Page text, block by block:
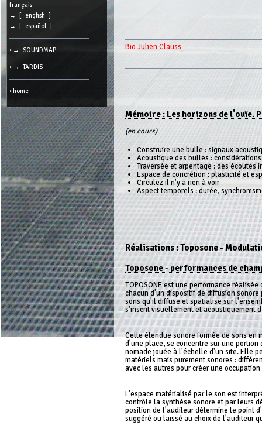
français
→ [ english ]
→ [ español ]
• → SOUNDMAP
• → TARDIS
• home
Bio Julien Clauss
Mémoire : Les horizons de
(en cours)
Construire une bulle : signaux
Acoustique des bulles :
Traversée et arpentage : des
Espace de concrétion : plasticité et
Circulez il n'y a rien à voir
Aspect temporels : durée,
Réalisations : Toposone -
Toposone - performances de
TOPOSONE est une performance
chacun d'un dispositif de diffusion
sons qu'il diffuse et spatialise sur
s'inscrit visuellement et acoustiquement
Cette étendue sonore formée de sons
d'une place, se concentre sur une
nomade jouée à l'échelle d'un site. Elle
matériels mais purement sonores :
avec les autres pour créer une
L'espace matérialisé par le son est
contrôle la synthèse sonore et par leurs
position de l'auditeur détermine le point
suggéré ou laissé au choix de l'auditeur
cookies
Search:
Language:
01:57
-
216.73.216.220